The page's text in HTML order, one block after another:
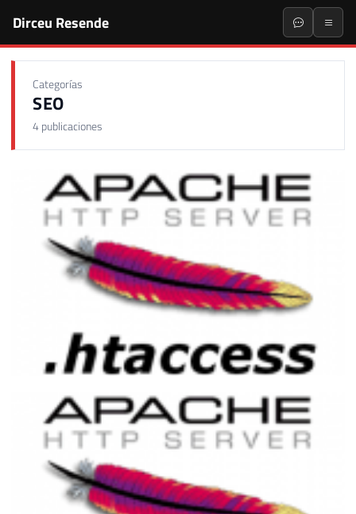
Dirceu Resende
Categorías
SEO
4 publicaciones
Implementación de URL amigable en
Apache con .htaccess y PHP
2 de abril de 2015 7 min de lectura